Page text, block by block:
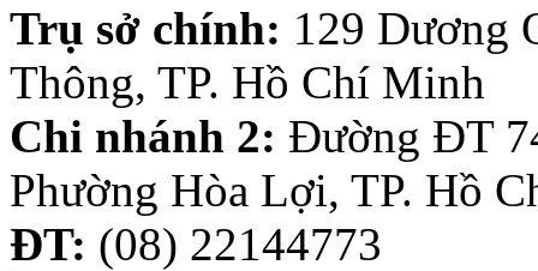
Trụ sở chính: 129 Dương
Thông, TP. Hồ Chí Minh
Chi nhánh 2: Đường ĐT
Phường Hòa Lợi, TP. Hồ
ĐT: (08) 22144773